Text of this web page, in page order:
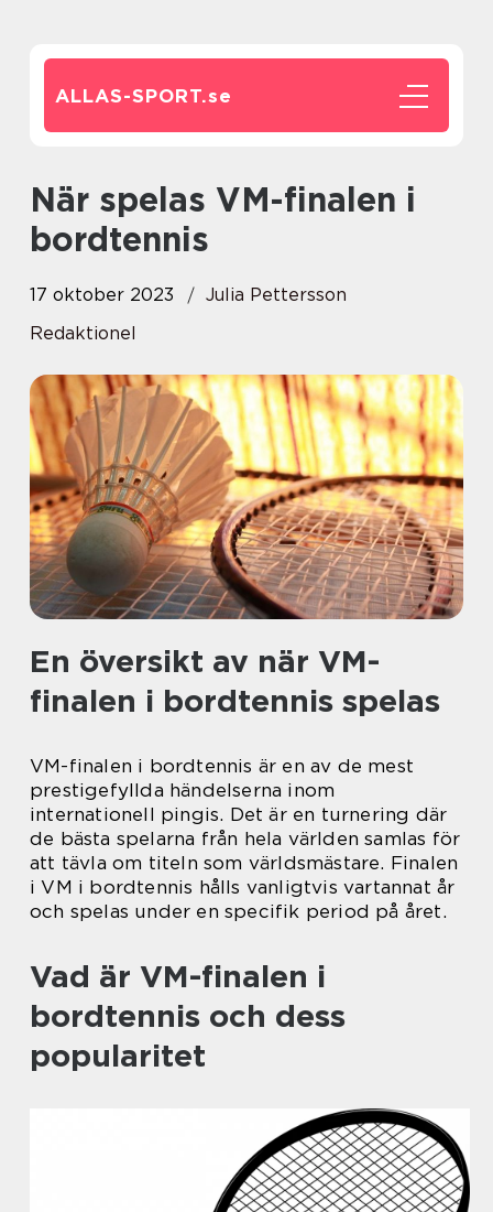
ALLAS-SPORT.se
När spelas VM-finalen i
bordtennis
17 oktober 2023
Julia Pettersson
Redaktionel
En översikt av när VM-
finalen i bordtennis spelas
VM-finalen i bordtennis är en av de mest
prestigefyllda händelserna inom
internationell pingis. Det är en turnering där
de bästa spelarna från hela världen samlas för
att tävla om titeln som världsmästare. Finalen
i VM i bordtennis hålls vanligtvis vartannat år
och spelas under en specifik period på året.
Vad är VM-finalen i
bordtennis och dess
popularitet